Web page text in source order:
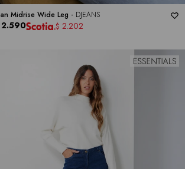
Midrise Wide Leg - DJEANS
2.590 $ 2.202